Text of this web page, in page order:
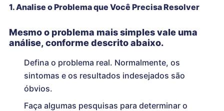
1. Analise o Problema que Você Precisa Resolver
Mesmo o problema mais simples vale uma
análise, conforme descrito abaixo.
Defina o problema real. Normalmente, os
sintomas e os resultados indesejados são
óbvios.
Faça algumas pesquisas para determinar o